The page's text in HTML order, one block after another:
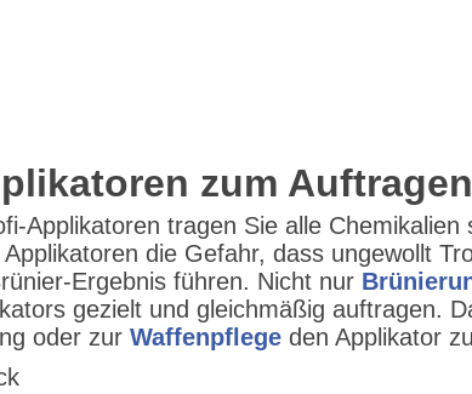
zum
Applikatoren tragen Sie alle
die Gefahr, dass ungewollt
Ergebnis führen. Nicht nur
gezielt und gleichmäßig auftragen.
oder zur Waffenpflege den Applikator